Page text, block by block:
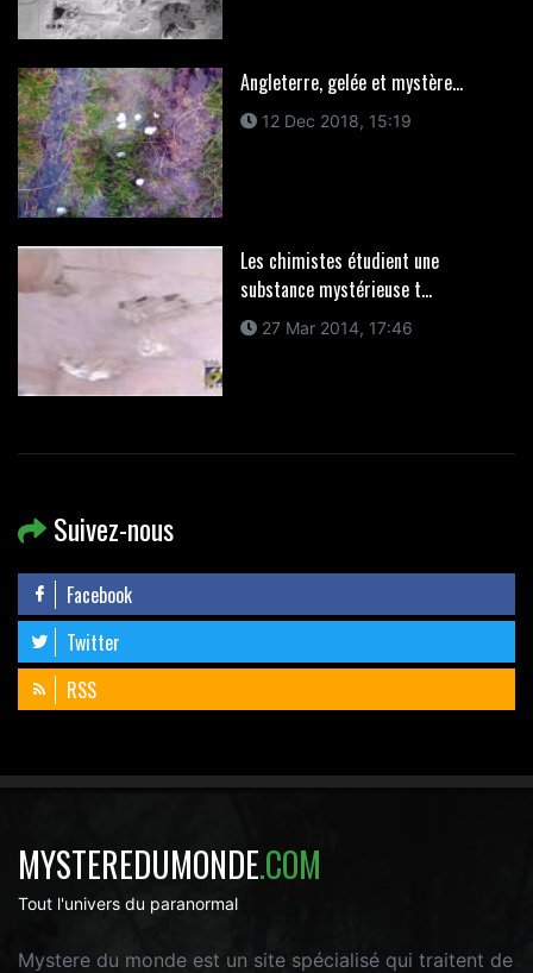
Angleterre, gelée et mystère...
12 Dec 2018, 15:19
Les chimistes étudient une
substance mystérieuse t...
27 Mar 2014, 17:46
Suivez-nous
Facebook
Twitter
RSS
MYSTEREDUMONDE.COM
Tout l'univers du paranormal
Mystere du monde est un site spécialisé qui traitent de